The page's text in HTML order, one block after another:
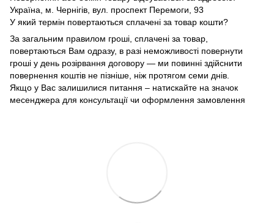
Україна, м. Чернігів, вул. проспект Перемоги, 93
У який термін повертаються сплачені за товар кошти?
За загальним правилом гроші, сплачені за товар,
повертаються Вам одразу, в разі неможливості повернути
гроші у день розірвання договору — ми повинні здійснити
повернення коштів не пізніше, ніж протягом семи днів.
Якщо у Вас залишилися питання – натискайте на значок
месенджера для консультації чи оформлення замовлення